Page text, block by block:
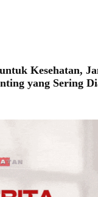
Kesehatan,
yang Sering